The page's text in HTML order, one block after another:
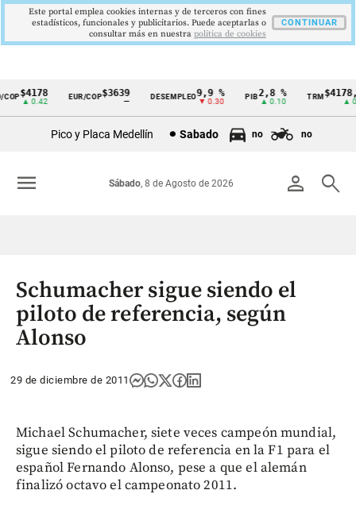
Cintillo
Colombia
$4178
▲ 0.42
EUR/COP$3639 DESEMPLEO 9,9 %
▼ 0.30
PIB2,8 %
▲ 0.10
TRM
▲
Pico y Placa Medellín Sabado no no
person search
Sábado, 8 de Agosto de 2026
menu
Schumacher sigue siendo el
piloto de referencia, según
Alonso
29 de diciembre de 2011
Michael Schumacher, siete veces campeón mundial,
sigue siendo el piloto de referencia en la F1 para el
español Fernando Alonso, pese a que el alemán
finalizó octavo el campeonato 2011.
Este portal emplea cookies internas y de terceros con fines
estadísticos, funcionales y publicitarios. Puede aceptarlas o
consultar más en nuestra politica de cookies
CONTINUAR